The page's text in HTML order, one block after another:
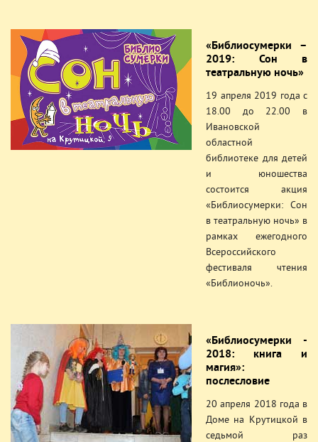
«Библиосумерки –
2019: Сон в
театральную ночь»
19 апреля 2019 года с
18.00 до 22.00 в
Ивановской
областной
библиотеке для детей
и юношества
состоится акция
«Библиосумерки: Сон
в театральную ночь» в
рамках ежегодного
Всероссийского
фестиваля чтения
«Библионочь».
«Библиосумерки -
2018: книга и
магия»:
послесловие
20 апреля 2018 года в
Доме на Крутицкой в
седьмой раз